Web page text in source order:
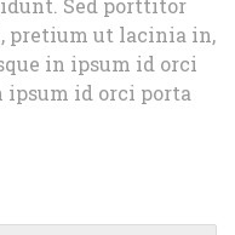
Sed porttitor
pretium ut lacinia in,
in ipsum id orci
ipsum id orci porta